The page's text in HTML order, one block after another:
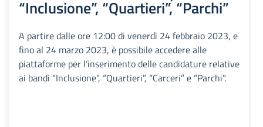
“Inclusione”, “Quartieri”, “Parchi”
A partire dalle ore 12:00 di venerdì 24 febbraio 2023, e
fino al 24 marzo 2023, è possibile accedere alle
piattaforme per l’inserimento delle candidature relative
ai bandi “Inclusione”, “Quartieri”, “Carceri” e “Parchi”.